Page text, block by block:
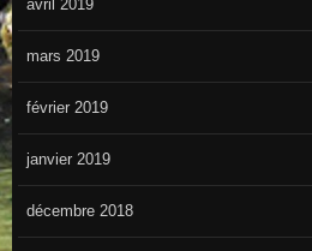
avril 2019
mars 2019
février 2019
janvier 2019
décembre 2018